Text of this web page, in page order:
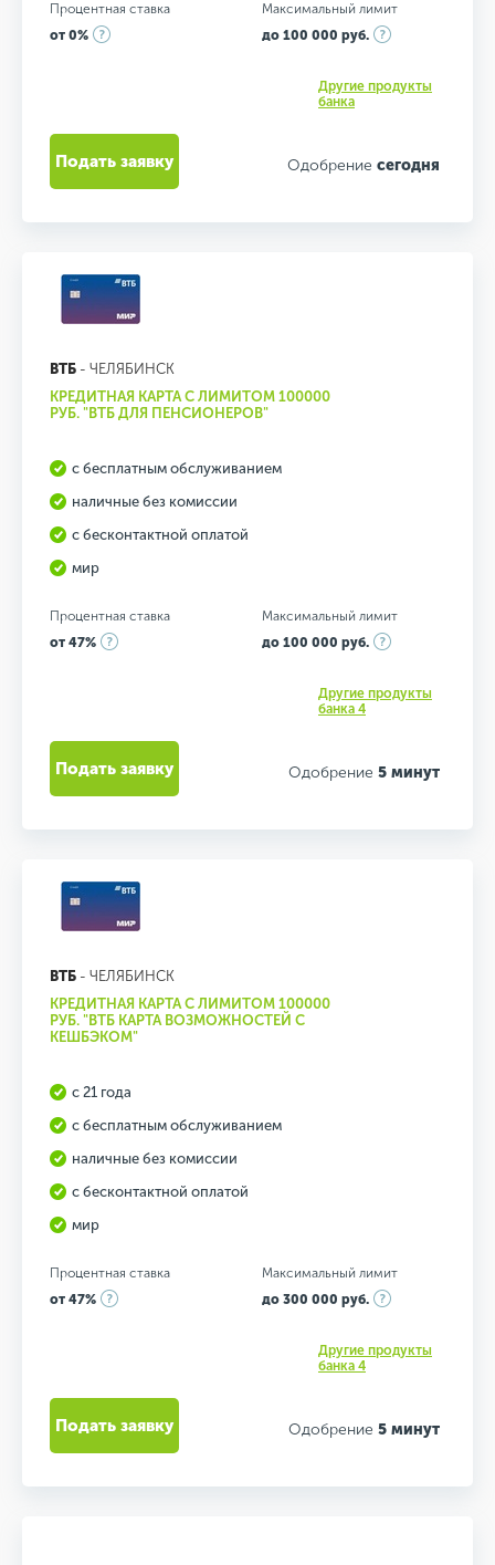
Процентная ставка
от 0%
Максимальный лимит
до 100 000 руб.
Другие продукты
банка
Одобрение сегодня
Подать заявку
ВТБ - ЧЕЛЯБИНСК
КРЕДИТНАЯ КАРТА С ЛИМИТОМ 100000
РУБ. "ВТБ ДЛЯ ПЕНСИОНЕРОВ"
с бесплатным обслуживанием
наличные без комиссии
с бесконтактной оплатой
мир
Процентная ставка
от 47%
Максимальный лимит
до 100 000 руб.
Другие продукты
банка 4
Одобрение 5 минут
Подать заявку
ВТБ - ЧЕЛЯБИНСК
КРЕДИТНАЯ КАРТА С ЛИМИТОМ 100000
РУБ. "ВТБ КАРТА ВОЗМОЖНОСТЕЙ С
КЕШБЭКОМ"
с 21 года
с бесплатным обслуживанием
наличные без комиссии
с бесконтактной оплатой
мир
Процентная ставка
от 47%
Максимальный лимит
до 300 000 руб.
Другие продукты
банка 4
Одобрение 5 минут
Подать заявку